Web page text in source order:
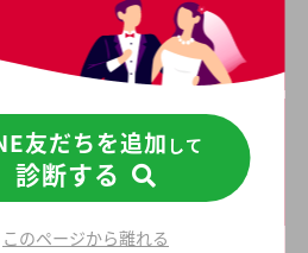
[2]
友だちを追加 して
診断する
このページから離れる